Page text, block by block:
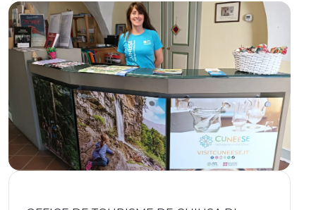
PLEIN AIR
CULTURE
NATURE ET BIEN-ÊTRE
EXPÉRIENCES
ÉVÉNEMENTS
OFFERTE